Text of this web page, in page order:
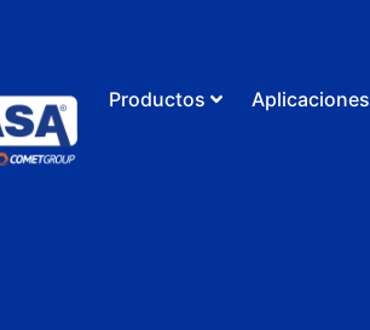
Productos Aplicaciones